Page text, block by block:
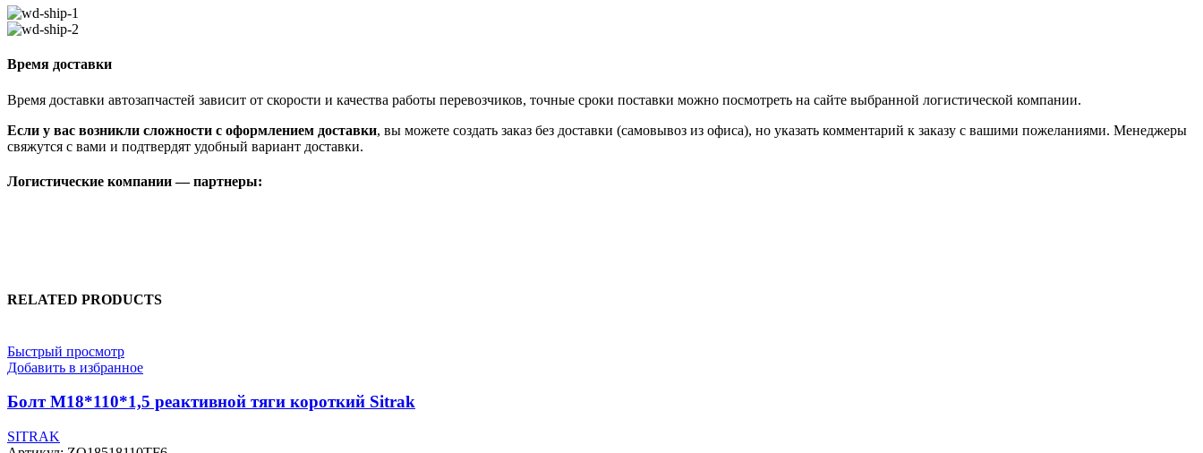
Время доставки
Время доставки автозапчастей зависит от скорости и качества работы перевозчиков, точные сроки поставки можно посмотреть на сайте выбранной логистической компании.
Если у вас возникли сложности с оформлением доставки, вы можете создать заказ без доставки (самовывоз из офиса), но указать комментарий к заказу с вашими пожеланиями. Менеджеры
свяжутся с вами и подтвердят удобный вариант доставки.
Логистические компании — партнеры:
RELATED PRODUCTS
Быстрый просмотр
Добавить в избранное
Болт М18*110*1,5 реактивной тяги короткий Sitrak
SITRAK